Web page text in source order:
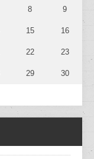
8 9
15 16
22 23
29 30